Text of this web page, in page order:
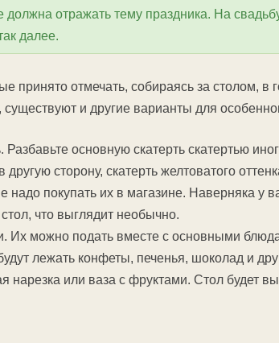
должна отражать тему праздника. На
далее.
принято отмечать, собираясь за столом,
существуют и другие варианты для
Разбавьте основную скатерть скатертью
другую сторону, скатерть желтоватого
надо покупать их в магазине. Наверняка у
стол, что выглядит необычно.
Их можно подать вместе с основными
лежать конфеты, печенья, шоколад и
нарезка или ваза с фруктами. Стол будет